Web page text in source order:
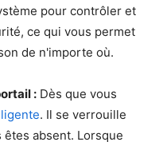
pour contrôler et
ce qui vous permet
de n'importe où.
: Dès que vous
. Il se verrouille
absent. Lorsque